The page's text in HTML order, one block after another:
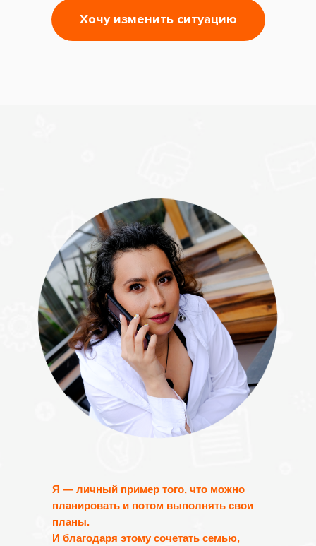
Хочу изменить ситуацию
Я — личный пример того, что можно
планировать и потом выполнять свои
планы.
И благодаря этому сочетать семью,